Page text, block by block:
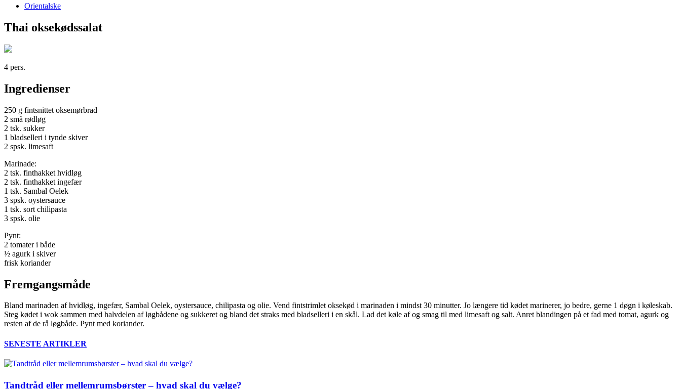
Orientalske
Thai oksekødssalat
4 pers.
Ingredienser
250 g fintsnittet oksemørbrad
2 små rødløg
2 tsk. sukker
1 bladselleri i tynde skiver
2 spsk. limesaft
Marinade:
2 tsk. finthakket hvidløg
2 tsk. finthakket ingefær
1 tsk. Sambal Oelek
3 spsk. oystersauce
1 tsk. sort chilipasta
3 spsk. olie
Pynt:
2 tomater i både
½ agurk i skiver
frisk koriander
Fremgangsmåde
Bland marinaden af hvidløg, ingefær, Sambal Oelek, oystersauce, chilipasta og olie. Vend fintstrimlet oksekød i marinaden i mindst 30 minutter. Jo længere tid kødet marinerer, jo bedre, gerne 1 døgn i køleskab.
Steg kødet i wok sammen med halvdelen af løgbådene og sukkeret og bland det straks med bladselleri i en skål. Lad det køle af og smag til med limesaft og salt. Anret blandingen på et fad med tomat, agurk og
resten af de rå løgbåde. Pynt med koriander.
SENESTE ARTIKLER
Tandtråd eller mellemrumsbørster – hvad skal du vælge?